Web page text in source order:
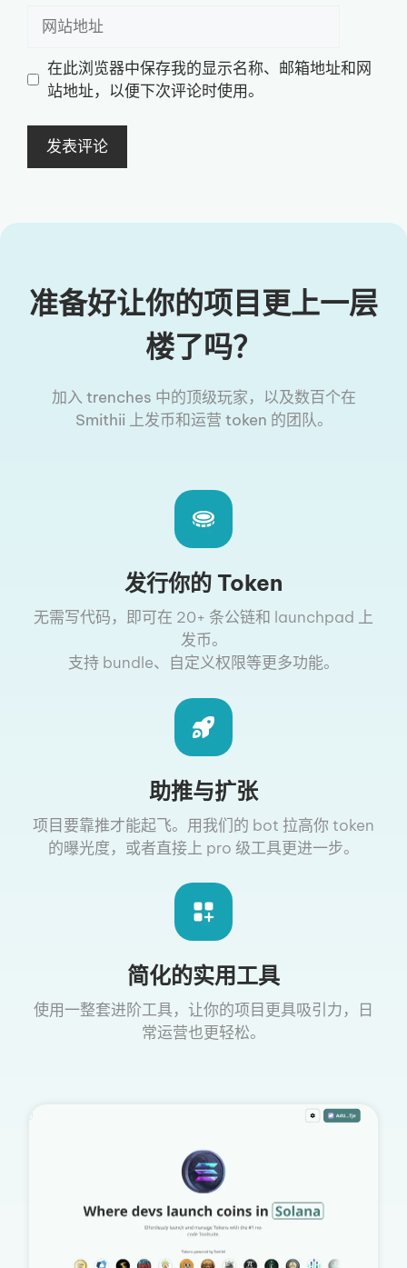
址
址
在此浏览器中保存我的显示名称、邮箱地址和网
站地址，以便下次评论时使用。
准备好让你的项目更上一层
楼了吗？
加入 trenches 中的顶级玩家，以及数百个在
Smithii 上发币和运营 token 的团队。
发行你的 Token
无需写代码，即可在 20+ 条公链和 launchpad 上
发币。
支持 bundle、自定义权限等更多功能。
助推与扩张
项目要靠推才能起飞。用我们的 bot 拉高你 token
的曝光度，或者直接上 pro 级工具更进一步。
简化的实用工具
使用一整套进阶工具，让你的项目更具吸引力，日
常运营也更轻松。